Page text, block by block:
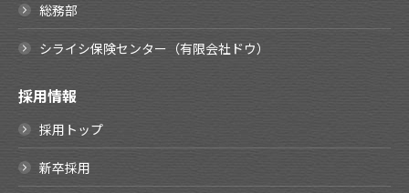
総務部
シライシ保険センター（有限会社ドウ）
採用情報
採用トップ
新卒採用